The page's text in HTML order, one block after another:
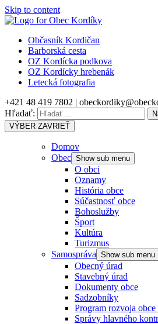
Skip to content
Občasník Kordičan
Barborská cesta
OZ Kordícka podkova
OZ Kordícky hrebenák
Letecká fotografia
+421 48 419 7802 |
Hľadať:
VÝBER ZAVRIEŤ
Domov
Obec Show sub menu
O obci
Oznamy
História obce
Súčastnosť obce
Bohoslužby
Šport
Kultúra
Turizmus
Samospráva Show sub menu
Obecný úrad
Stavebný úrad
Dokumenty obce
Sadzobníky
Program rozvoja
Správy hlavného